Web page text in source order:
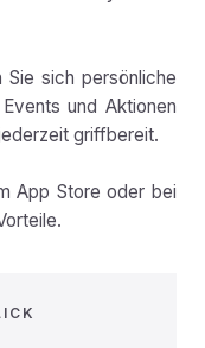
sich persönliche
und Aktionen
griffbereit.
App Store oder bei